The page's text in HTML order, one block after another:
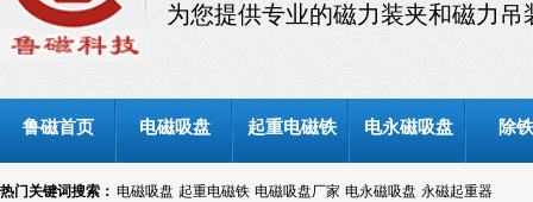
为您提供专业的磁力装夹和磁力吊
鲁磁首页 电磁吸盘 起重电磁铁 电永磁吸盘 除
热门关键词搜索： 电磁吸盘 起重电磁铁 电磁吸盘厂家 电永磁吸盘 永磁起重器